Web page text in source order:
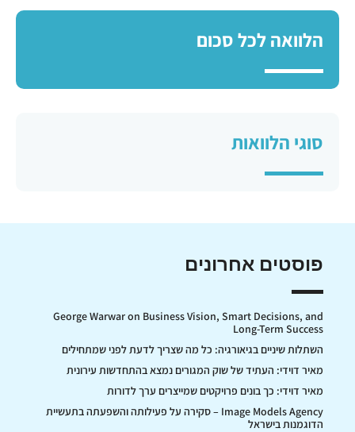
הלוואה לכל סכום
סוגי הלוואות
פוסטים אחרונים
George Warwar on Business Vision, Smart Decisions, and
Long-Term Success
השתלות שיניים בגיאורגיה: כל מה שצריך לדעת לפני שמתחילים
מאיר דוידי: העתיד של שוק המגורים נמצא בהתחדשות עירונית
מאיר דוידי: כך בונים פרויקטים שמייצרים ערך לדורות
Image Models Agency – סקירה על פעילותה והשפעתה בתעשיית
הדוגמנות בישראל